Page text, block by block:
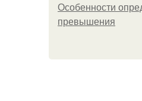
Особенности
превышения